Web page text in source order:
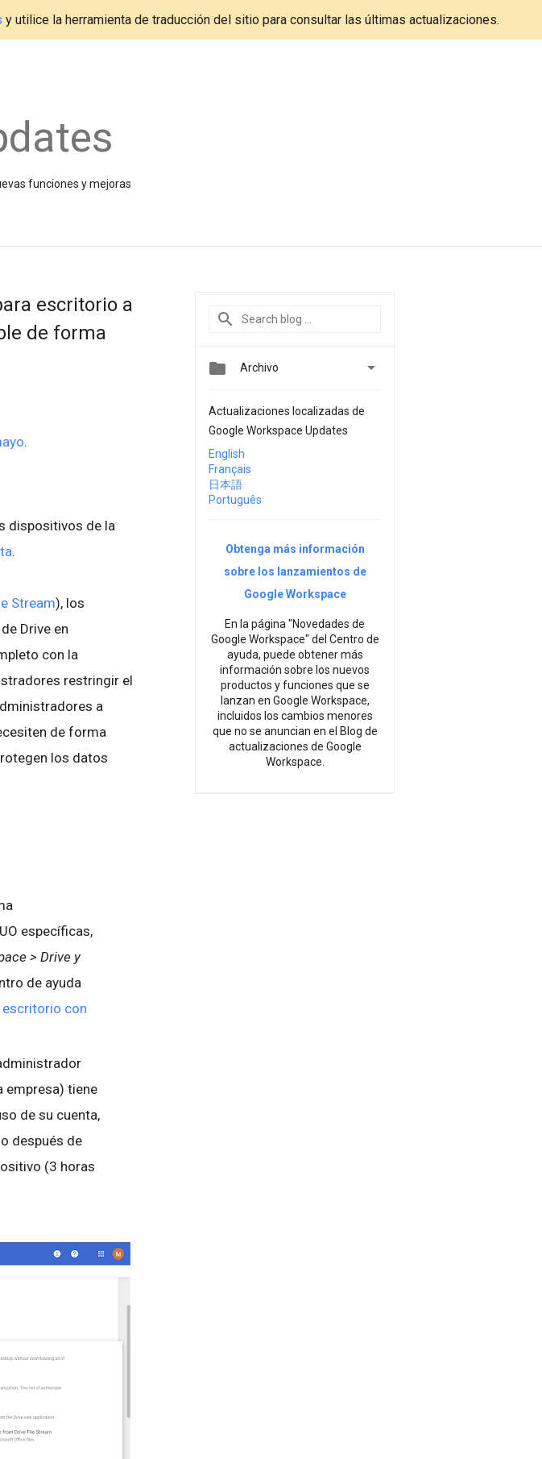
y utilice la herramienta de traducción del sitio para consultar las últimas actualizaciones.
funciones y mejoras
escritorio a
de forma
.
dispositivos de la
.
Stream), los
Drive en
con la
restringir el
a
de forma
los datos
específicas,
> Drive y
de ayuda
escritorio con
empresa) tiene
de su cuenta,
después de
(3 horas
 Archivo 
Actualizaciones localizadas de
Google Workspace Updates
English
Français
日本語
Português
Obtenga más información
sobre los lanzamientos de
Google Workspace
En la página "Novedades de
Google Workspace" del Centro de
ayuda, puede obtener más
información sobre los nuevos
productos y funciones que se
lanzan en Google Workspace,
incluidos los cambios menores
que no se anuncian en el Blog de
actualizaciones de Google
Workspace.